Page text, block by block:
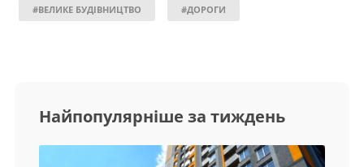
#ВЕЛИКЕ БУДІВНИЦТВО #ДОРОГИ
Найпопулярніше за тиждень